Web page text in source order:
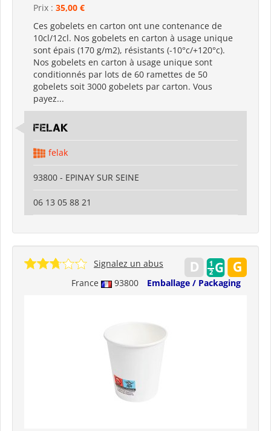
Prix : 35,00 €
Ces gobelets en carton ont une contenance de
10cl/12cl. Nos gobelets en carton à usage unique
sont épais (170 g/m2), résistants (-10°c/+120°c).
Nos gobelets en carton à usage unique sont
conditionnés par lots de 60 ramettes de 50
gobelets soit 3000 gobelets par carton. Vous
payez...
FELAK
felak
93800 - EPINAY SUR SEINE
06 13 05 88 21
France 93800 Emballage / Packaging
Signalez un abus